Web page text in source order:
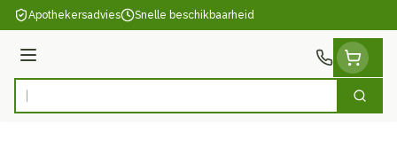
Ga naar de inhoud
Apothekersadvies Snelle beschikbaarheid
Menu
Product, merk, categorie... Zoek